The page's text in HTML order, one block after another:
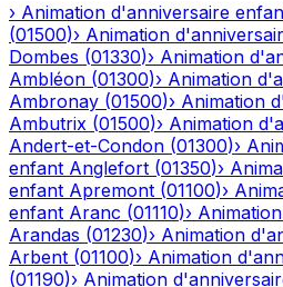
› Animation d'anniversaire
(01500)› Animation
Dombes (01330)› Animation
Ambléon (01300)› Animation
Ambronay (01500)› Animation
Ambutrix (01500)› Animation
Andert-et-Condon (01300)›
enfant Anglefort (01350)›
enfant Apremont (01100)›
enfant Aranc (01110)›
Arandas (01230)› Animation
Arbent (01100)› Animation
(01190)› Animation